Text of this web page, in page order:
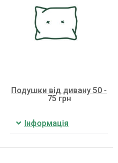
Подушки від дивану 50 -
75 грн
Інформація